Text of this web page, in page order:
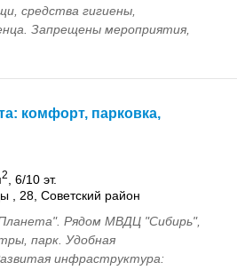
средства гигиены,
Запрещены мероприятия,
комфорт, парковка,
2
, 6/10 эт.
, 28, Советский район
Рядом МВДЦ "Сибирь",
парк. Удобная
инфраструктура: